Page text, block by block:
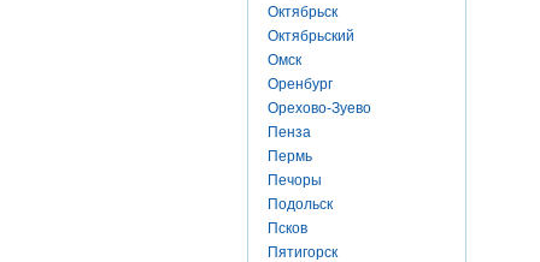
Октябрьск
Октябрьский
Омск
Оренбург
Орехово-Зуево
Пенза
Пермь
Печоры
Подольск
Псков
Пятигорск